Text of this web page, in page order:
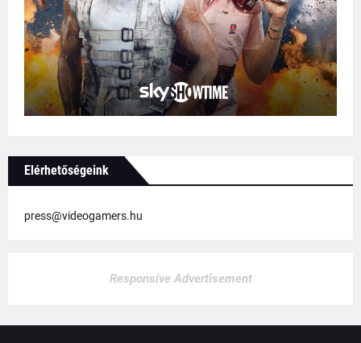
Elérhetőségeink
press@videogamers.hu
Responsive Advertisement